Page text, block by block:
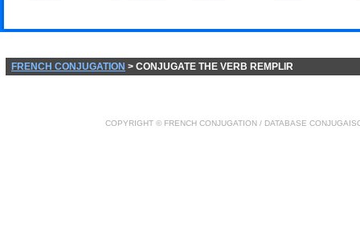
FRENCH CONJUGATION > CONJUGATE THE VERB REMPLIR
COPYRIGHT © FRENCH CONJUGATION / DATABASE